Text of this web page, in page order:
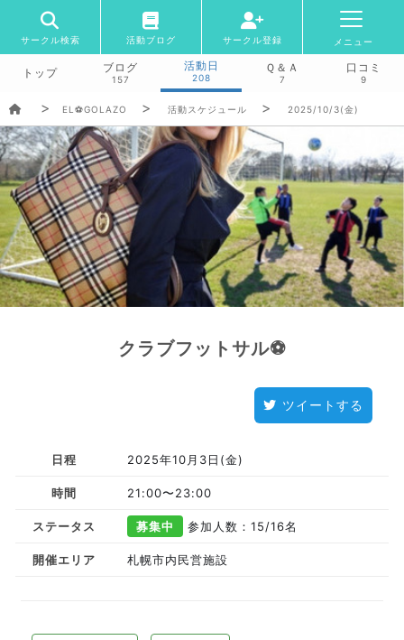
サークル検索 活動ブログ サークル登録 メニュー
トップ ブログ
157
活動日
208
Ｑ＆Ａ
7
口コミ
9
EL⚽GOLAZO 活動スケジュール 2025/10/3(金)
クラブフットサル⚽
ツイートする
日程 2025年10月3日(金)
時間 21:00〜23:00
ステータス 募集中 参加人数：15/16名
開催エリア 札幌市内民営施設